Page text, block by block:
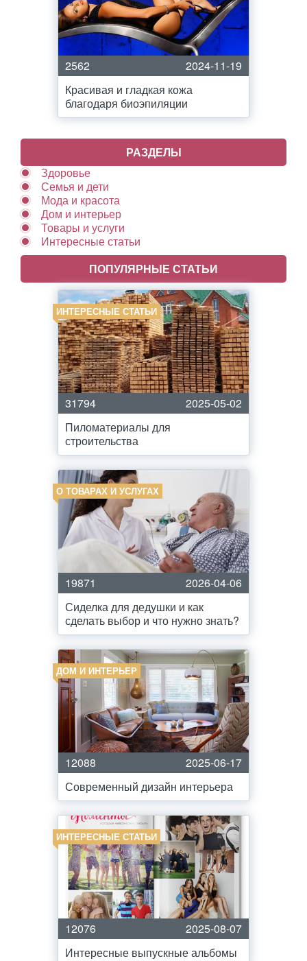
2562
2024-11-19
Красивая и гладкая кожа
благодаря биоэпиляции
РАЗДЕЛЫ
Здоровье
Семья и дети
Мода и красота
Дом и интерьер
Товары и услуги
Интересные статьи
ПОПУЛЯРНЫЕ СТАТЬИ
ИНТЕРЕСНЫЕ СТАТЬИ
31794
2025-05-02
Пиломатериалы для
строительства
О ТОВАРАХ И УСЛУГАХ
19871
2026-04-06
Сиделка для дедушки и как
сделать выбор и что нужно знать?
ДОМ И ИНТЕРЬЕР
12088
2025-06-17
Современный дизайн интерьера
ИНТЕРЕСНЫЕ СТАТЬИ
12076
2025-08-07
Интересные выпускные альбомы